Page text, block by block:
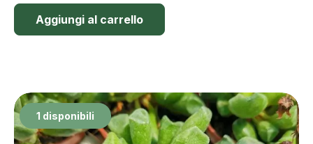
Aggiungi al carrello
1 disponibili